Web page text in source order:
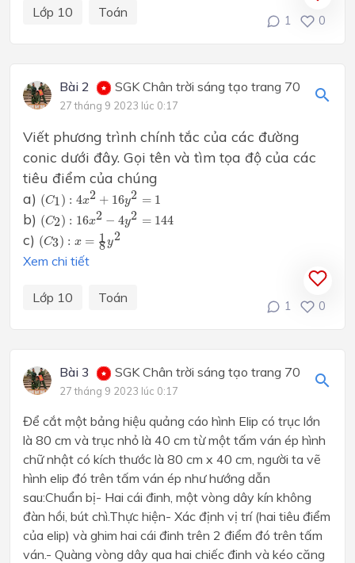
Lớp 10 Toán
1 0
Bài 2 SGK Chân trời sáng tạo trang 70
27 tháng 9 2023 lúc 0:17
Viết phương trình chính tắc của các đường
conic dưới đây. Gọi tên và tìm tọa độ của các
tiêu điểm của chúng
a) (C1) : 4x2 + 16y2 = 1
+ =
b) (C2) : 16x2 − 4y2 = 144
( 2) 2− 2=
c) (C3) : x = 1
8y2
(C 3): y
Xem chi tiết
Lớp 10 Toán
1 0
Bài 3 SGK Chân trời sáng tạo trang 70
27 tháng 9 2023 lúc 0:17
Để cắt một bảng hiệu quảng cáo hình Elip có trục lớn
là 80 cm và trục nhỏ là 40 cm từ một tấm ván ép hình
chữ nhật có kích thước là 80 cm x 40 cm, người ta vẽ
hình elip đó trên tấm ván ép như hướng dẫn
sau:Chuẩn bị- Hai cái đinh, một vòng dây kín không
đàn hồi, bút chì.Thực hiện- Xác định vị trí (hai tiêu điểm
của elip) và ghim hai cái đinh trên 2 điểm đó trên tấm
ván.- Quàng vòng dây qua hai chiếc đinh và kéo căng